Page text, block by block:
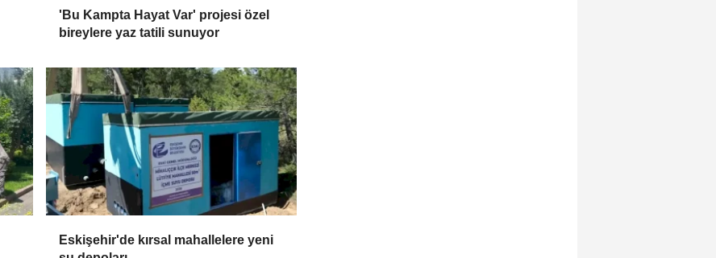
'Bu Kampta Hayat Var' projesi özel
bireylere yaz tatili sunuyor
Eskişehir'de kırsal mahallelere yeni